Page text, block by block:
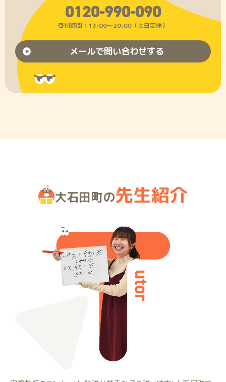
0120-990-090
受付時間：13:00〜20:00（土日定休）
メールで問い合わせする
大石田町の先生紹介